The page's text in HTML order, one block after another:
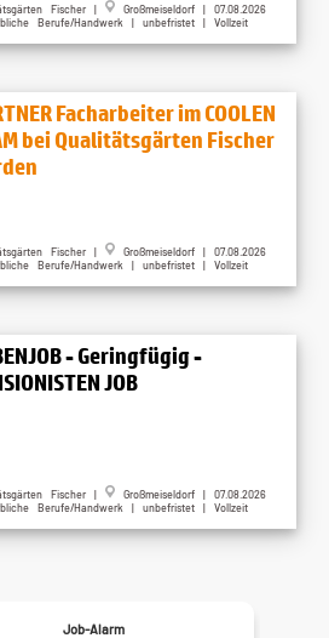
Fischer |
Großmeiseldorf | 07.08.2026
Berufe/Handwerk | unbefristet | Vollzeit
Facharbeiter im COOLEN
bei Qualitätsgärten Fischer
Fischer |
Großmeiseldorf | 07.08.2026
Berufe/Handwerk | unbefristet | Vollzeit
- Geringfügig -
JOB
Fischer |
Großmeiseldorf | 07.08.2026
Berufe/Handwerk | unbefristet | Vollzeit
Job-Alarm